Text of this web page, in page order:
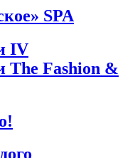
SPA
IV
The Fashion &